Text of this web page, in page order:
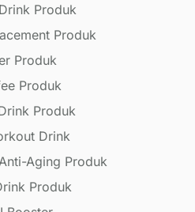
Produk
Produk
Produk
Produk
Produk
Drink
Aging Produk
Produk